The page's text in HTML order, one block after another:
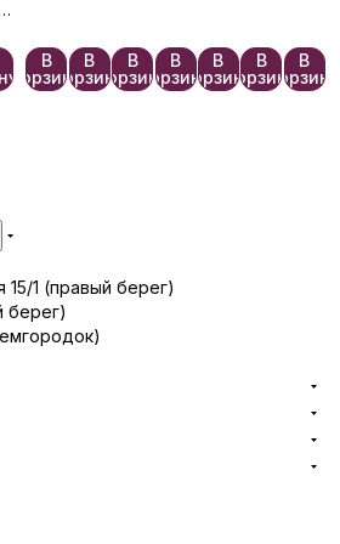
В
корзину
В
корзину
В
корзину
В
корзину
В
корзину
В
корзину
В
корзину
1 (правый берег)
берег)